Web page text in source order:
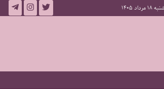
مرداد 1405